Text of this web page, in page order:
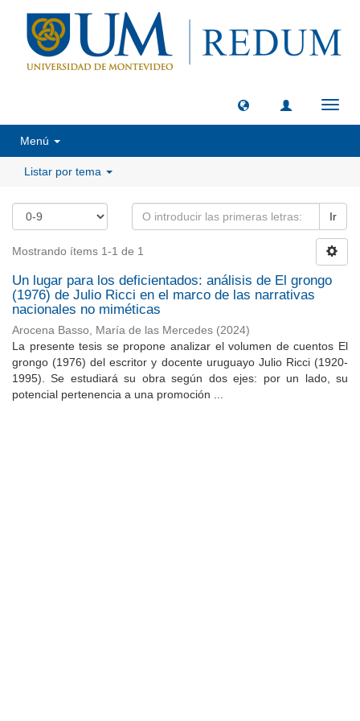
Menú
Listar por tema
Ir
Mostrando ítems 1-1 de 1
Un lugar para los deficientados: análisis de El grongo
(1976) de Julio Ricci en el marco de las narrativas
nacionales no miméticas
Arocena Basso, María de las Mercedes (2024)
La presente tesis se propone analizar el volumen de cuentos El
grongo (1976) del escritor y docente uruguayo Julio Ricci (1920-
1995). Se estudiará su obra según dos ejes: por un lado, su
potencial pertenencia a una promoción ...